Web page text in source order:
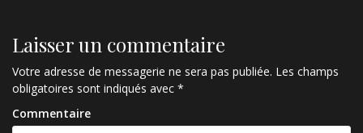
t
i
c
l
Laisser un commentaire
Votre adresse de messagerie ne sera pas publiée. Les champs
obligatoires sont indiqués avec *
Commentaire